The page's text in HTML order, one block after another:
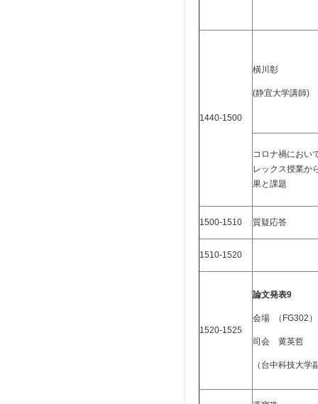
1440-1500
橫川彰
(静宜大学講師)
コロナ禍におい
レックス授業か
果と課題
1500-1510 質疑応答
1510-1520
1520-1525
論文発表9
会場 （FG302）
司会 黄英哲
（台中科技大学